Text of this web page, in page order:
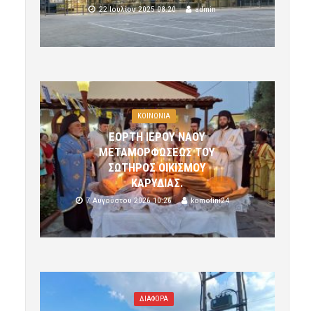
22 Ιουλίου 2025 08:20 admin
ΚΟΙΝΩΝΙΑ
ΕΟΡΤΗ ΙΕΡΟΥ ΝΑΟΥ
ΜΕΤΑΜΟΡΦΩΣΕΩΣ ΤΟΥ
ΣΩΤΗΡΟΣ ΟΙΚΙΣΜΟΥ
ΚΑΡΥΔΙΑΣ.
7 Αυγούστου 2026 10:26 komotini24
ΔΙΑΦΟΡΑ